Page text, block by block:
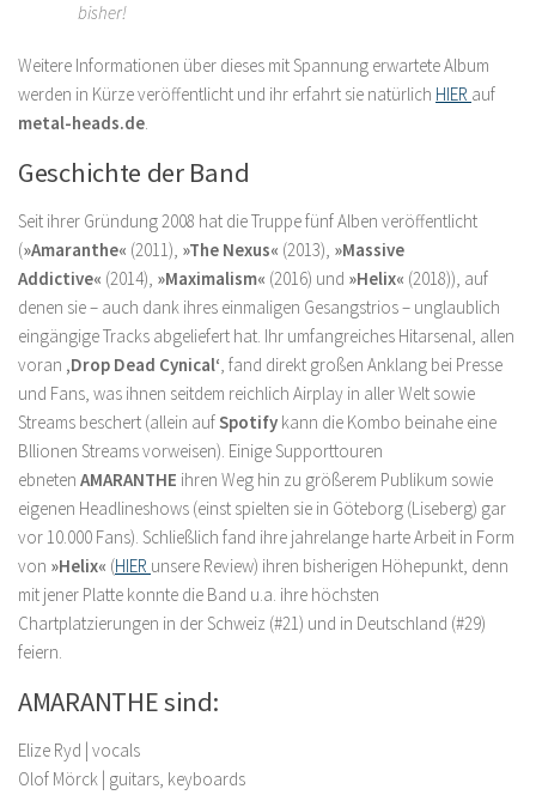
bisher!
Weitere Informationen über dieses mit Spannung erwartete Album
werden in Kürze veröffentlicht und ihr erfahrt sie natürlich HIER auf
metal-heads.de.
Geschichte der Band
Seit ihrer Gründung 2008 hat die Truppe fünf Alben veröffentlicht
(»Amaranthe« (2011), »The Nexus« (2013), »Massive
Addictive« (2014), »Maximalism« (2016) und »Helix« (2018)), auf
denen sie – auch dank ihres einmaligen Gesangstrios – unglaublich
eingängige Tracks abgeliefert hat. Ihr umfangreiches Hitarsenal, allen
voran ‚Drop Dead Cynical‘, fand direkt großen Anklang bei Presse
und Fans, was ihnen seitdem reichlich Airplay in aller Welt sowie
Streams beschert (allein aufSpotify kann die Kombo beinahe eine
Bllionen Streams vorweisen). Einige Supporttouren
ebneten AMARANTHE ihren Weg hin zu größerem Publikum sowie
eigenen Headlineshows (einst spielten sie in Göteborg (Liseberg) gar
vor 10.000 Fans). Schließlich fand ihre jahrelange harte Arbeit in Form
von »Helix« (HIER unsere Review) ihren bisherigen Höhepunkt, denn
mit jener Platte konnte die Band u.a. ihre höchsten
Chartplatzierungen in der Schweiz (#21) und in Deutschland (#29)
feiern.
AMARANTHE sind:
Elize Ryd | vocals
Olof Mörck | guitars, keyboards